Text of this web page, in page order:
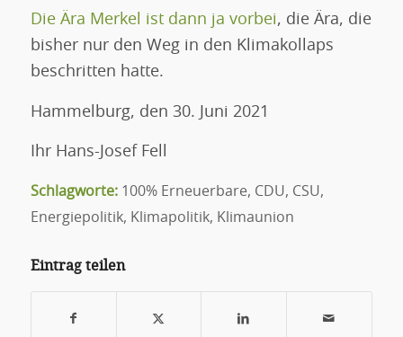
Die Ära Merkel ist dann ja vorbei, die Ära, die
bisher nur den Weg in den Klimakollaps
beschritten hatte.
Hammelburg, den 30. Juni 2021
Ihr Hans-Josef Fell
Schlagworte: 100% Erneuerbare, CDU, CSU,
Energiepolitik, Klimapolitik, Klimaunion
Eintrag teilen